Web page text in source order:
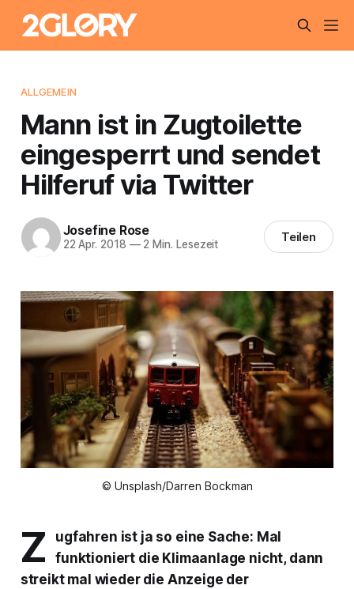
ALLGEMEIN
Mann ist in Zugtoilette
eingesperrt und sendet
Hilferuf via Twitter
Josefine Rose
22 Apr. 2018 —2 Min. Lesezeit Teilen
© Unsplash/Darren Bockman
Z
ugfahren ist ja so eine Sache: Mal
funktioniert die Klimaanlage nicht, dann
streikt mal wieder die Anzeige der